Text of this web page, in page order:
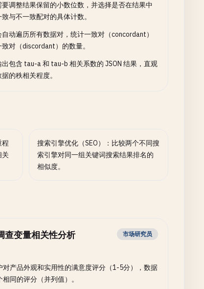
要调整结果保留的小数位数，并选择是否在结果中
与不一致配对的具体计数。
动遍历所有数据对，统计一致对（concordant）
对（discordant）的数量。
出包含 tau-a 和 tau-b 相关系数的 JSON 结果，直观
的秩相关程度。
程
关
搜索引擎优化（SEO）：比较两个不同搜
索引擎对同一组关键词搜索结果排名的
相似度。
查变量相关性分析 市场研究员
对产品外观和实用性的满意度评分（1-5分），数据
同的评分（并列值）。